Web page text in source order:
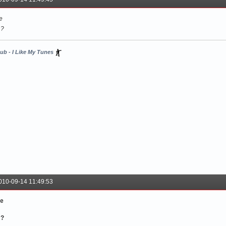
- I Like My Tunes
09-14 11:49:53